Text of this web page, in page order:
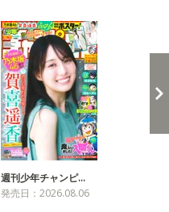
週刊少年チャンピ…
発売日：2026.08.06